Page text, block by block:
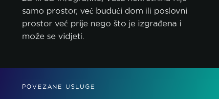
samo prostor, već budući dom ili poslovni
prostor već prije nego što je izgrađena i
može se vidjeti.
POVEZANE USLUGE